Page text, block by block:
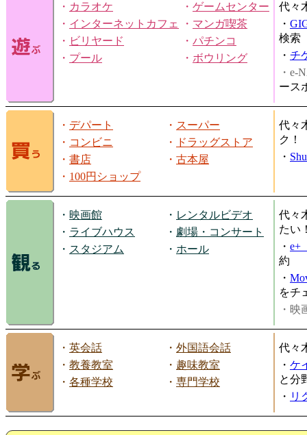
・ カラオケ ・ ゲームセンター
・ インターネットカフェ ・ マンガ喫茶
・ ビリヤード ・ パチンコ
・ プール ・ ボウリング
代々
・
検索
・ チ
・e-
ース
・ デパート ・ スーパー
・ コンビニ ・
ドラッグストア
・ 書店 ・ 古本屋
・ 100円ショップ
代々
ク！
・
・ 映画館 ・ レンタルビデオ
・ ライブハウス ・ 劇場・コンサート
・ スタジアム ・ ホール
代々
たい
・ e+
約
・
をチ
・映
・ 英会話 ・ 外国語会話
・ 教養教室 ・ 趣味教室
・ 各種学校 ・ 専門学校
代々
・ ケ
と分
・ リ